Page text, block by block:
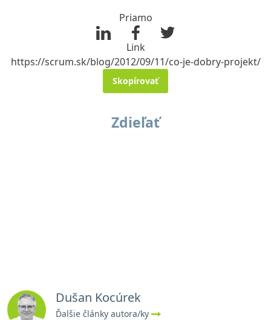
Priamo
Link
https://scrum.sk/blog/2012/09/11/co-je-dobry-projekt/
Skopírovať
Zdieľať
Dušan Kocúrek
Ďalšie články autora/ky